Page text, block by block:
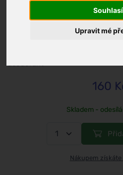
Upravit mé
Kvitok
Jemný krémový
Bylinkové opojení
160
Skladem -
Nákupem získáte